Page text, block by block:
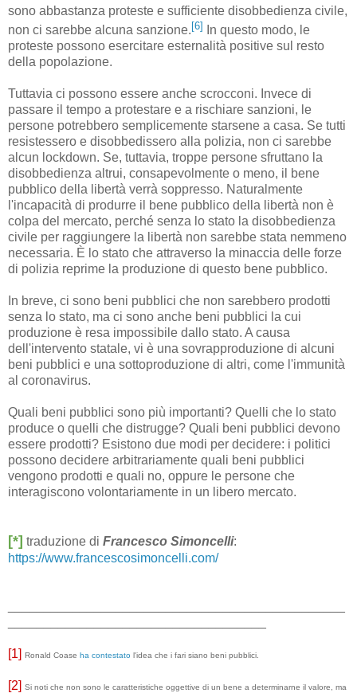
sono abbastanza proteste e sufficiente disobbedienza civile,
non ci sarebbe alcuna sanzione.[6]
In questo modo, le
proteste possono esercitare esternalità positive sul resto
della popolazione.
Tuttavia ci possono essere anche scrocconi. Invece di
passare il tempo a protestare e a rischiare sanzioni, le
persone potrebbero semplicemente starsene a casa. Se tutti
resistessero e disobbedissero alla polizia, non ci sarebbe
alcun lockdown. Se, tuttavia, troppe persone sfruttano la
disobbedienza altrui, consapevolmente o meno, il bene
pubblico della libertà verrà soppresso. Naturalmente
l'incapacità di produrre il bene pubblico della libertà non è
colpa del mercato, perché senza lo stato la disobbedienza
civile per raggiungere la libertà non sarebbe stata nemmeno
necessaria. È lo stato che attraverso la minaccia delle forze
di polizia reprime la produzione di questo bene pubblico.
In breve, ci sono beni pubblici che non sarebbero prodotti
senza lo stato, ma ci sono anche beni pubblici la cui
produzione è resa impossibile dallo stato. A causa
dell'intervento statale, vi è una sovrapproduzione di alcuni
beni pubblici e una sottoproduzione di altri, come l'immunità
al coronavirus.
Quali beni pubblici sono più importanti? Quelli che lo stato
produce o quelli che distrugge? Quali beni pubblici devono
essere prodotti? Esistono due modi per decidere: i politici
possono decidere arbitrariamente quali beni pubblici
vengono prodotti e quali no, oppure le persone che
interagiscono volontariamente in un libero mercato.
[*] traduzione di Francesco Simoncelli:
https://www.francescosimoncelli.com/
[1] Ronald Coase ha contestato l'idea che i fari siano beni pubblici.
[2] Si noti che non sono le caratteristiche oggettive di un bene a determinarne il valore, ma